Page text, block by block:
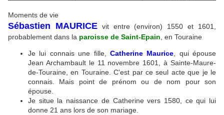
Moments de vie
Sébastien MAURICEvit entre (environ) 1550 et 1601,
probablement dans la paroisse de Saint-Epain , en Touraine
Je lui connais une fille, Catherine Maurice , qui épouse
Jean Archambault le 11 novembre 1601, à Sainte-Maure-
de-Touraine, en Touraine. C'est par ce seul acte que je le
connais. Mais point de prénom ou de nom pour son
épouse.
Je situe la naissance de Catherine vers 1580, ce qui lui
donne 21 ans lors de son mariage.